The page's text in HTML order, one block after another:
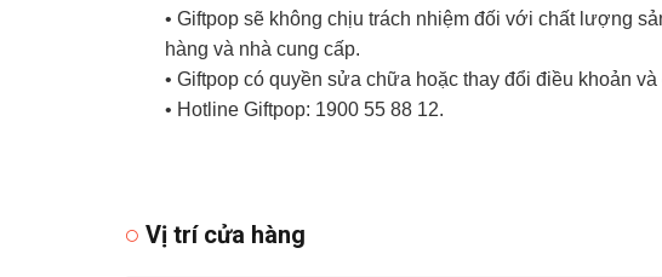
• Giftpop sẽ không chịu trách nhiệm đối với chất lượng
hàng và nhà cung cấp.
• Giftpop có quyền sửa chữa hoặc thay đổi điều khoản
• Hotline Giftpop: 1900 55 88 12.
Vị trí cửa hàng